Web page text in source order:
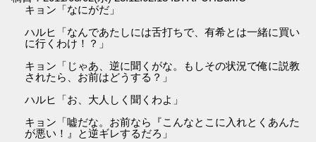
キョン「なにがだ」
ハルヒ「なんであたしには舌打ちで、有希とは一緒に買い
に行くわけ！？」
キョン「じゃあ、逆に聞くがな。もしその状況で俺に説教
されたら、お前はどうする？」
ハルヒ「お、大人しく聞くわよ」
キョン「嘘だな。お前なら『こんなとこに入れとくあんた
が悪い！』と逆ギレするだろ」